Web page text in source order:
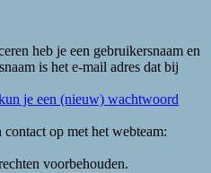
heb je een gebruikersnaam en
is het e-mail adres dat bij
je een (nieuw) wachtwoord
op met het webteam:
voorbehouden.